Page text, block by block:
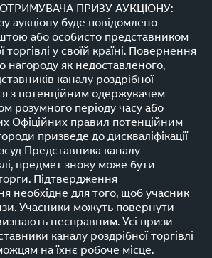
ПРИЗУ АУКЦІОНУ:
аукціону буде повідомлено
або особисто представником
торгівлі у своїй країні. Повернення
нагороду як недоставленого,
каналу роздрібної
з потенційним одержувачем
розумного періоду часу або
Офіційних правил потенційним
призведе до дискваліфікації
Представника каналу
предмет знову може бути
Підтвердження
необхідне для того, щоб учасник
Учасники можуть повернути
несправним. Усі призи
каналу роздрібної торгівлі
на їхнє робоче місце.